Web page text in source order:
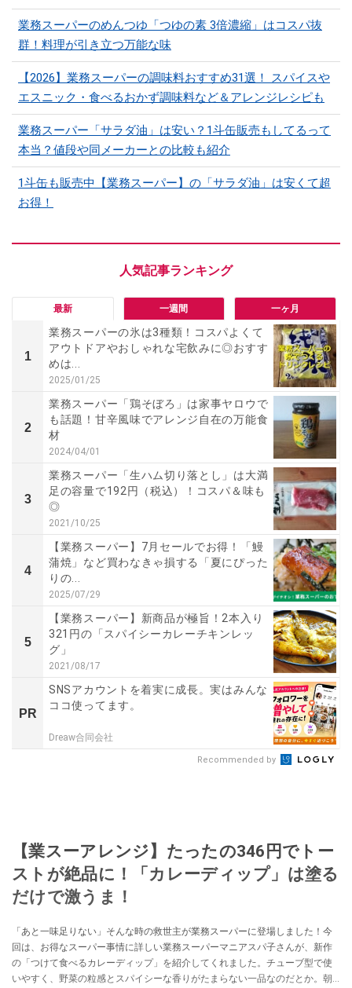
業務スーパーのめんつゆ「つゆの素 3倍濃縮」はコスパ抜
群！料理が引き立つ万能な味
【2026】業務スーパーの調味料おすすめ31選！ スパイスや
エスニック・食べるおかず調味料など＆アレンジレシピも
業務スーパー「サラダ油」は安い？1斗缶販売もしてるって
本当？値段や同メーカーとの比較も紹介
1斗缶も販売中【業務スーパー】の「サラダ油」は安くて超
お得！
最新 一週間 一ヶ月
1
業務スーパーの氷は3種類！コスパよくて
アウトドアやおしゃれな宅飲みに◎おすす
めは...
2025/01/25
2
業務スーパー「鶏そぼろ」は家事ヤロウで
も話題！甘辛風味でアレンジ自在の万能食
材
2024/04/01
3
業務スーパー「生ハム切り落とし」は大満
足の容量で192円（税込）！コスパ＆味も
◎
2021/10/25
4
【業務スーパー】7月セールでお得！「鰻
蒲焼」など買わなきゃ損する「夏にぴった
りの...
2025/07/29
5
【業務スーパー】新商品が極旨！2本入り
321円の「スパイシーカレーチキンレッ
グ」
2021/08/17
PR
SNSアカウントを着実に成長。実はみんな
ココ使ってます。
Dreaw合同会社
Recommended by
【業スーアレンジ】たったの346円でトー
ストが絶品に！「カレーディップ」は塗る
だけで激うま！
「あと一味足りない」そんな時の救世主が業務スーパーに登場しました！今
回は、お得なスーパー事情に詳しい業務スーパーマニアスパ子さんが、新作
の「つけて食べるカレーディップ」を紹介してくれました。チューブ型で使
いやすく、野菜の粒感とスパイシーな香りがたまらない一品なのだとか。朝